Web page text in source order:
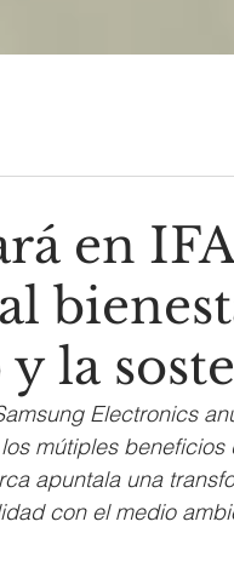
en
la
Electronics
mútiples
apuntala una
con el medio